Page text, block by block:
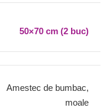
50×70 cm (2 buc)
Amestec de bumbac,
moale